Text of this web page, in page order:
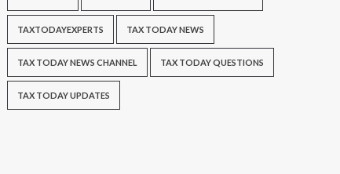
TAXTODAYEXPERTS TAX TODAY NEWS
TAX TODAY NEWS CHANNEL TAX TODAY QUESTIONS
TAX TODAY UPDATES